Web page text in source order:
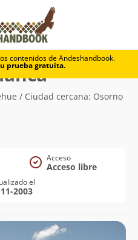
contenidos de Andeshandbook.
prueba gratuita.(1.990m)
/ Ciudad cercana: Osorno
Acceso
Acceso libre
el
2003